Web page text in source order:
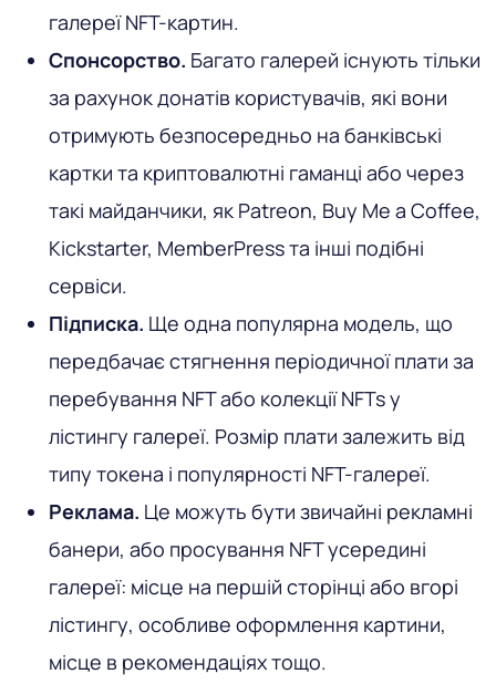
галереї NFT-картин.
Спонсорство. Багато галерей існують тільки
за рахунок донатів користувачів, які вони
отримують безпосередньо на банківські
картки та криптовалютні гаманці або через
такі майданчики, як Patreon, Buy Me a Coffee,
Kickstarter, MemberPress та інші подібні
сервіси.
Підписка. Ще одна популярна модель, що
передбачає стягнення періодичної плати за
перебування NFT або колекції NFTs у
лістингу галереї. Розмір плати залежить від
типу токена і популярності NFT-галереї.
Реклама. Це можуть бути звичайні рекламні
банери, або просування NFT усередині
галереї: місце на першій сторінці або вгорі
лістингу, особливе оформлення картини,
місце в рекомендаціях тощо.